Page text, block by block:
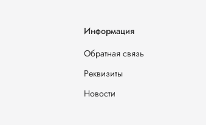
Информация
Обратная связь
Реквизиты
Новости